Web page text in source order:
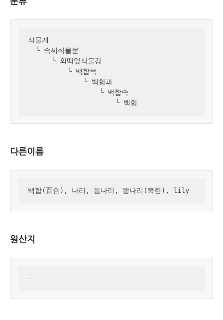
식물계
  └ 속씨식물문
      └ 외떡잎식물강
          └ 백합목
              └ 백합과
                  └ 백합속
                      └ 백합
다른이름
백합(百合), 나리, 틈나리, 왕나리(북한), lily
원산지
-